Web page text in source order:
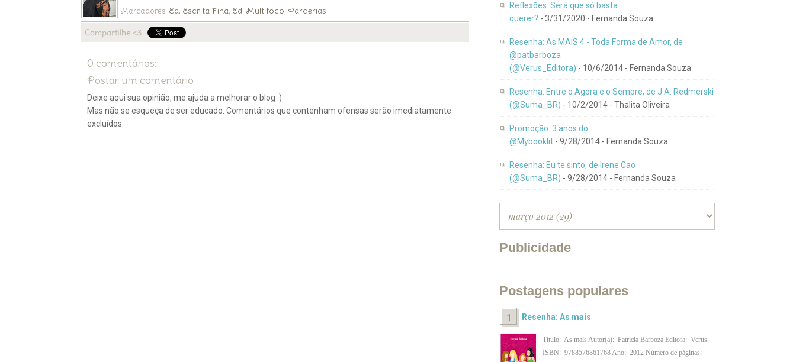
Marcadores: Ed. Escrita Fina, Ed. Multifoco, Parcerias
0 comentários:
Postar um comentário
Deixe aqui sua opinião, me ajuda a melhorar o blog :)
Mas não se esqueça de ser educado. Comentários que contenham ofensas serão imediatamente
excluídos.
Reflexões: Será que só basta
querer? - 3/31/2020 - Fernanda Souza
Resenha: As MAIS 4 - Toda Forma de Amor, de
@patbarboza
(@Verus_Editora) - 10/6/2014 - Fernanda Souza
Resenha: Entre o Agora e o Sempre, de J.A. Redmerski
(@Suma_BR) - 10/2/2014 - Thalita Oliveira
Promoção: 3 anos do
@Mybooklit - 9/28/2014 - Fernanda Souza
Resenha: Eu te sinto, de Irene Cao
(@Suma_BR) - 9/28/2014 - Fernanda Souza
Publicidade
Postagens populares
Resenha: As mais
Título: As mais Autor(a): Patrícia Barboza Editora: Verus
ISBN: 9788576861768 Ano: 2012 Número de páginas: